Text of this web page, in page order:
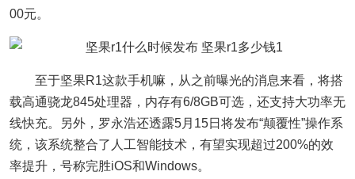
00元。
至于坚果R1这款手机嘛，从之前曝光的消息来看，将搭
载高通骁龙845处理器，内存有6/8GB可选，还支持大功率无
线快充。另外，罗永浩还透露5月15日将发布“颠覆性”操作系
统，该系统整合了人工智能技术，有望实现超过200%的效
率提升，号称完胜iOS和Windows。